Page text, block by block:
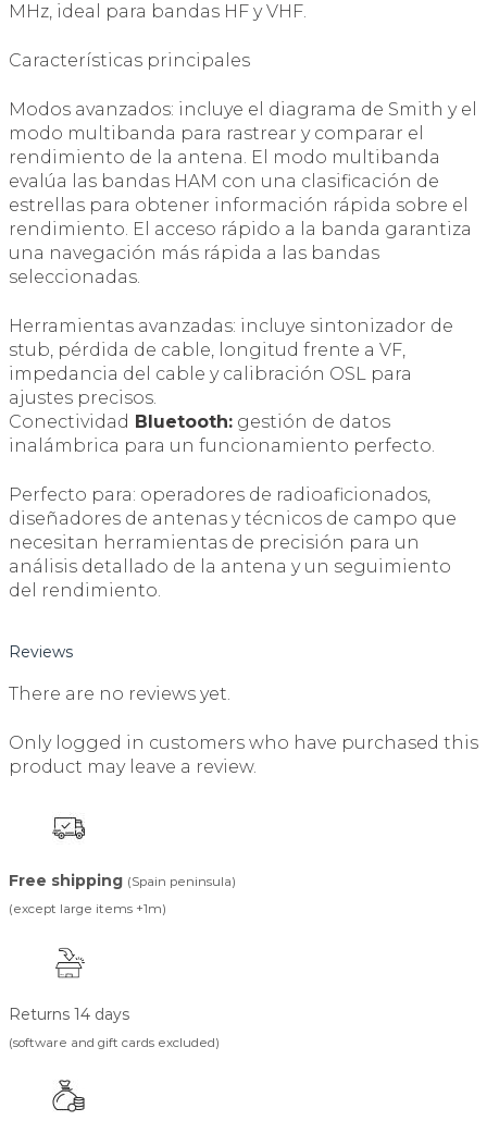
MHz, ideal para bandas HF y VHF.
Características principales
Modos avanzados: incluye el diagrama de Smith y el
modo multibanda para rastrear y comparar el
rendimiento de la antena. El modo multibanda
evalúa las bandas HAM con una clasificación de
estrellas para obtener información rápida sobre el
rendimiento. El acceso rápido a la banda garantiza
una navegación más rápida a las bandas
seleccionadas.
Herramientas avanzadas: incluye sintonizador de
stub, pérdida de cable, longitud frente a VF,
impedancia del cable y calibración OSL para
ajustes precisos.
Conectividad Bluetooth: gestión de datos
inalámbrica para un funcionamiento perfecto.
Perfecto para: operadores de radioaficionados,
diseñadores de antenas y técnicos de campo que
necesitan herramientas de precisión para un
análisis detallado de la antena y un seguimiento
del rendimiento.
Reviews
There are no reviews yet.
Only logged in customers who have purchased this
product may leave a review.
Free shipping (Spain peninsula)
(except large items +1m)
Returns 14 days
(software and gift cards excluded)